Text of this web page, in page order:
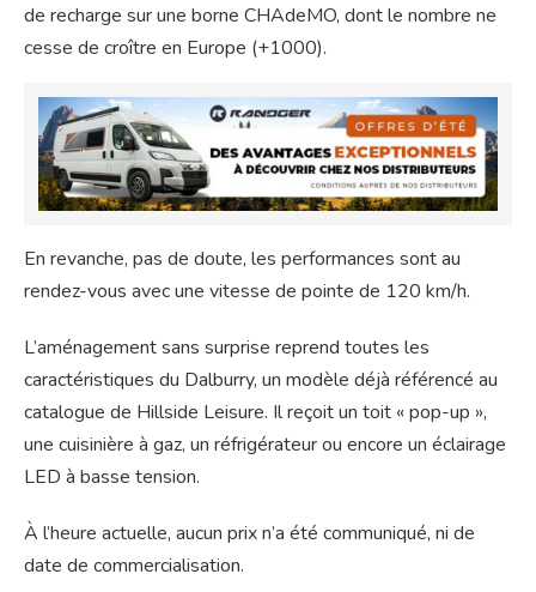
de recharge sur une borne CHAdeMO, dont le nombre ne
cesse de croître en Europe (+1000).
En revanche, pas de doute, les performances sont au
rendez-vous avec une vitesse de pointe de 120 km/h.
L’aménagement sans surprise reprend toutes les
caractéristiques du Dalburry, un modèle déjà référencé au
catalogue de Hillside Leisure. Il reçoit un toit « pop-up »,
une cuisinière à gaz, un réfrigérateur ou encore un éclairage
LED à basse tension.
À l’heure actuelle, aucun prix n’a été communiqué, ni de
date de commercialisation.